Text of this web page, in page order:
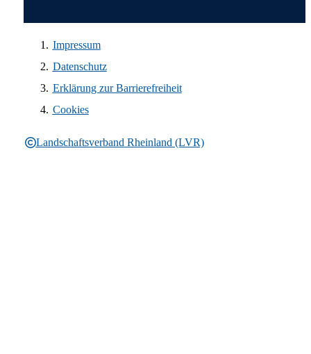
Landschaftsverband Rheinland (LVR)
Impressum
Datenschutz
Erklärung zur Barrierefreiheit
Cookies